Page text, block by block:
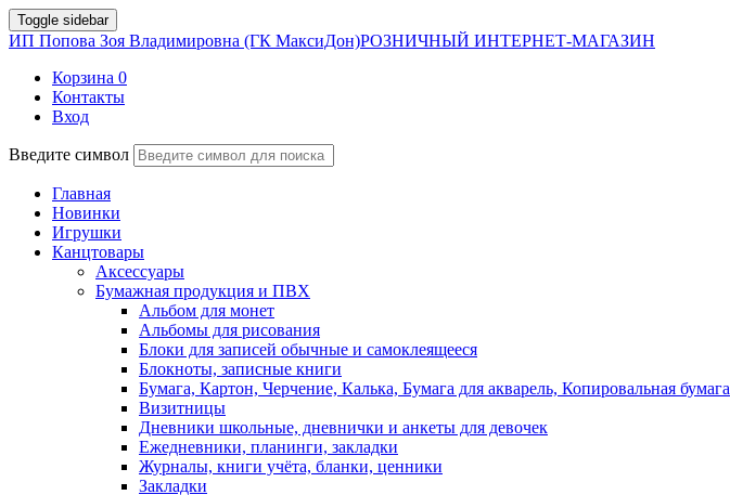
Toggle sidebar
ИП Попова Зоя Владимировна (ГК МаксиДон)РОЗНИЧНЫЙ ИНТЕРНЕТ-МАГАЗИН
Корзина 0
Контакты
Вход
Введите символ
Главная
Новинки
Игрушки
Канцтовары
Аксессуары
Бумажная продукция и ПВХ
Альбом для монет
Альбомы для рисования
Блоки для записей обычные и самоклеящееся
Блокноты, записные книги
Бумага, Картон, Черчение, Калька, Бумага для акварель, Копировальная бумага
Визитницы
Дневники школьные, дневнички и анкеты для девочек
Ежедневники, планинги, закладки
Журналы, книги учёта, бланки, ценники
Закладки